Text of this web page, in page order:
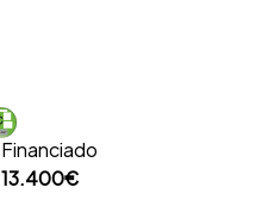
Financiado
13.400€